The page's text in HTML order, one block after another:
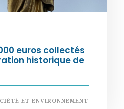
euros collectés
historique de
ET ENVIRONNEMENT